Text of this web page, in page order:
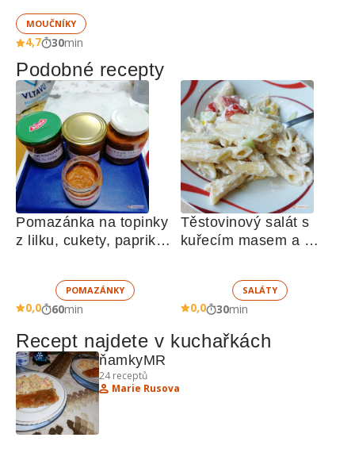
MOUČNÍKY
4,7 30min
Podobné recepty
Pomazánka na topinky
z lilku, cukety, paprik,
žampionů
POMAZÁNKY
0,0 60min
Těstovinový salát s
kuřecím masem a
SALÁTY
0,0 30min
Recept najdete v kuchařkách
ňamkyMR
24receptů
Marie Rusova